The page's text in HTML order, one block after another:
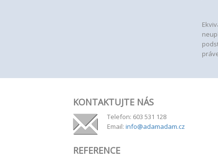
KONTAKTUJTE NÁS
Telefon: 603 531 128
Email: info@adamadam.cz
REFERENCE